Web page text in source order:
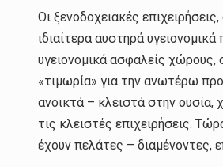
Οι ξενοδοχειακές
ιδιαίτερα αυστηρά
υγειονομικά ασφαλείς χώρους,
«τιμωρία» για την ανωτέρω
ανοικτά – κλειστά στην
τις κλειστές επιχειρήσεις.
έχουν πελάτες – διαμένοντες,